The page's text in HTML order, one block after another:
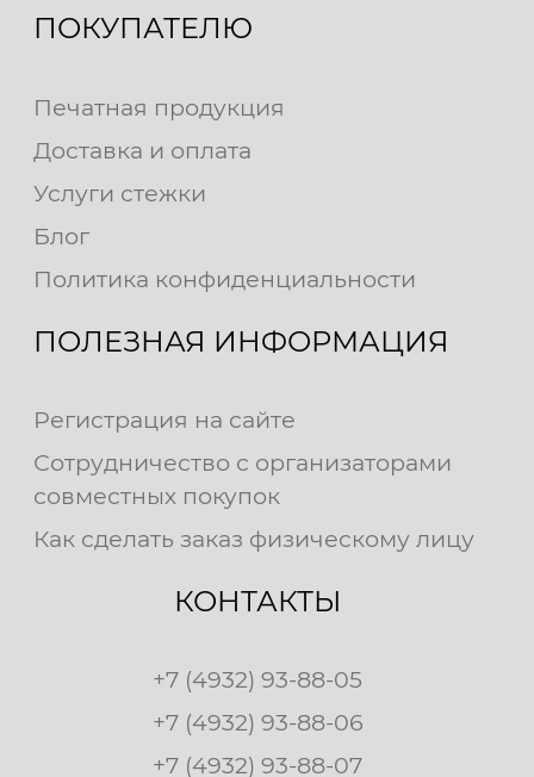
ПОКУПАТЕЛЮ
Печатная продукция
Доставка и оплата
Услуги стежки
Блог
Политика конфиденциальности
ПОЛЕЗНАЯ ИНФОРМАЦИЯ
Регистрация на сайте
Сотрудничество с организаторами
совместных покупок
Как сделать заказ физическому лицу
КОНТАКТЫ
+7 (4932) 93-88-05
+7 (4932) 93-88-06
+7 (4932) 93-88-07